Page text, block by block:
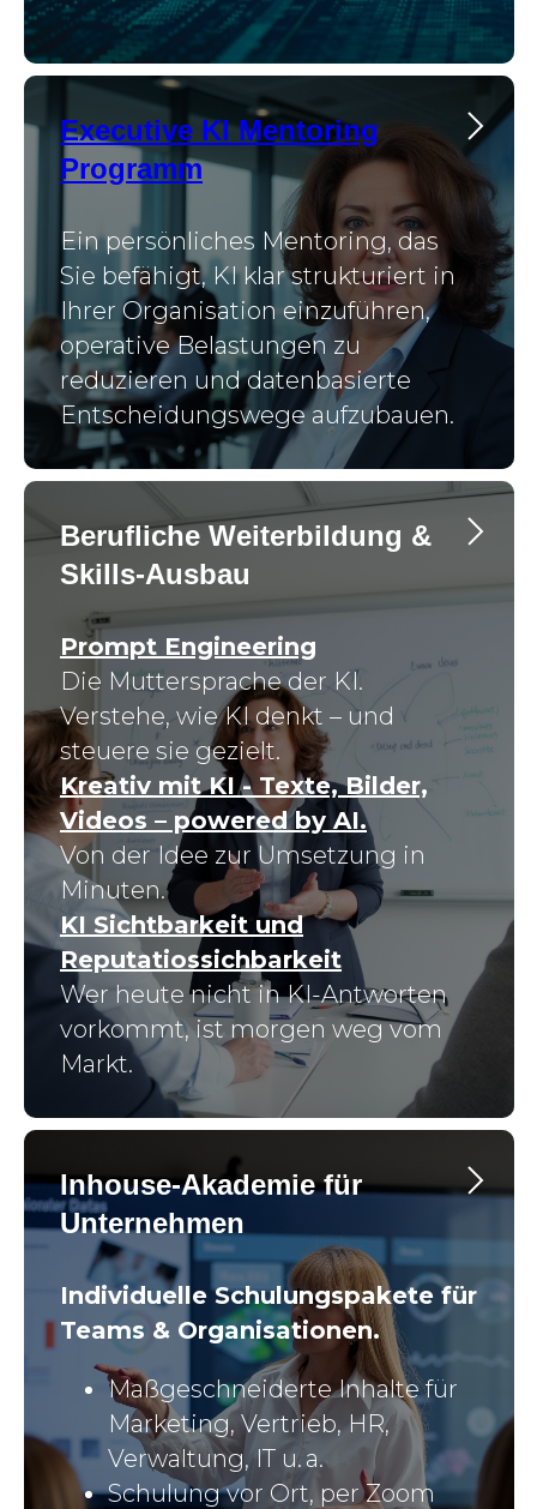
Executive KI Mentoring
Programm
Ein persönliches Mentoring, das
Sie befähigt, KI klar strukturiert in
Ihrer Organisation einzuführen,
operative Belastungen zu
reduzieren und datenbasierte
Entscheidungswege aufzubauen.
Berufliche Weiterbildung &
Skills-Ausbau
Prompt Engineering
Die Muttersprache der KI.
Verstehe, wie KI denkt – und
steuere sie gezielt.
Kreativ mit KI - Texte, Bilder,
Videos – powered by AI.
Von der Idee zur Umsetzung in
Minuten.
KI Sichtbarkeit und
Reputatiossichbarkeit
Wer heute nicht in KI-Antworten
vorkommt, ist morgen weg vom
Markt.
Inhouse-Akademie für
Unternehmen
Individuelle Schulungspakete für
Teams & Organisationen.
Maßgeschneiderte Inhalte für
Marketing, Vertrieb, HR,
Verwaltung, IT u. a.
Schulung vor Ort, per Zoom